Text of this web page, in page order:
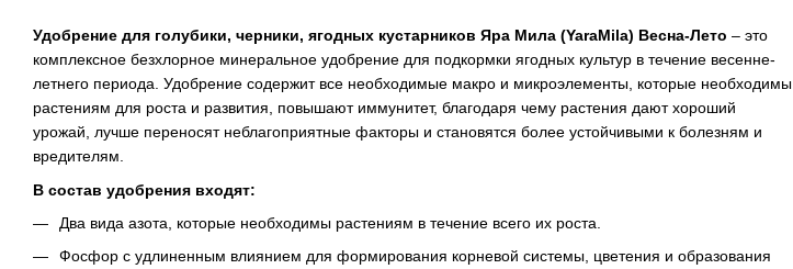
Удобрение для голубики, черники, ягодных кустарников Яра Мила (YaraMila) Весна-Лето – это
комплексное безхлорное минеральное удобрение для подкормки ягодных культур в течение весенне-
летнего периода. Удобрение содержит все необходимые макро и микроэлементы, которые необходимы
растениям для роста и развития, повышают иммунитет, благодаря чему растения дают хороший
урожай, лучше переносят неблагоприятные факторы и становятся более устойчивыми к болезням и
вредителям.
В состав удобрения входят:
Два вида азота, которые необходимы растениям в течение всего их роста.
Фосфор с удлиненным влиянием для формирования корневой системы, цветения и образования